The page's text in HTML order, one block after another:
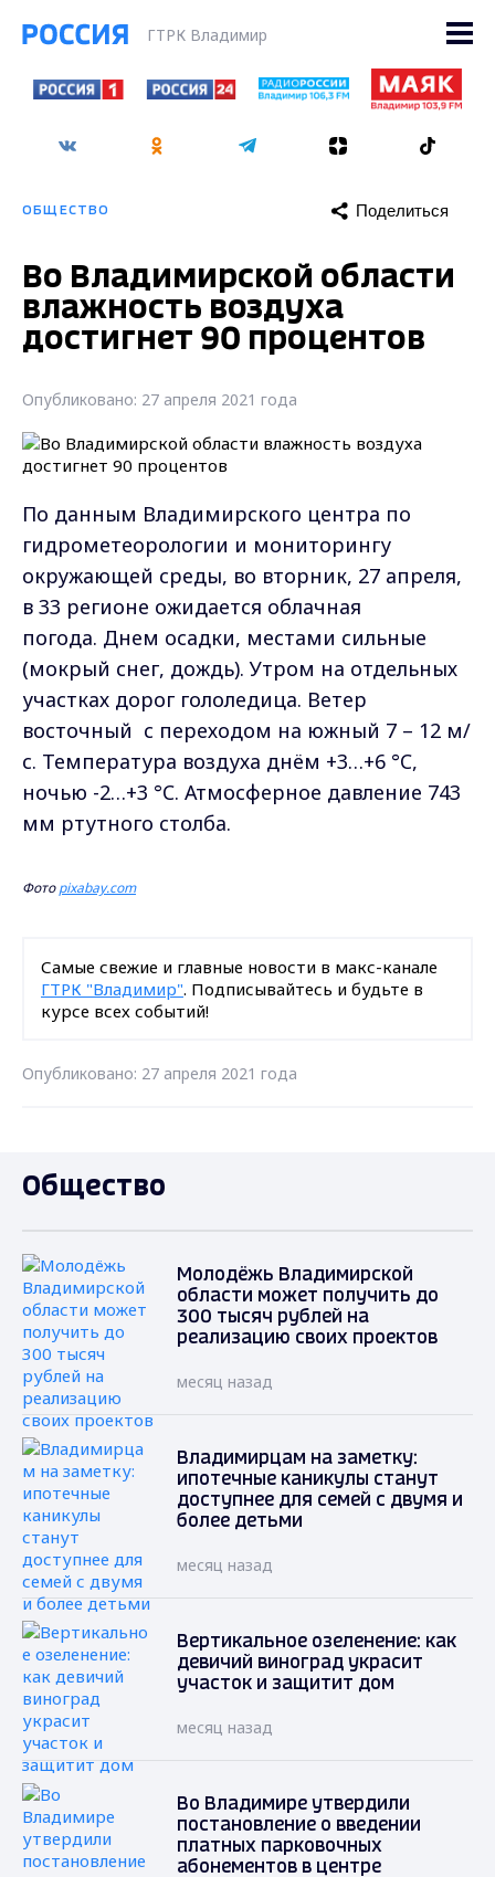
ГТРК Владимир
ОБЩЕСТВО Поделиться
Во Владимирской области
влажность воздуха
достигнет 90 процентов
Опубликовано: 27 апреля 2021 года
По данным Владимирского центра по
гидрометеорологии и мониторингу
окружающей среды, во вторник, 27 апреля,
в 33 регионе ожидается облачная
погода. Днем осадки, местами сильные
(мокрый снег, дождь). Утром на отдельных
участках дорог гололедица. Ветер
восточный с переходом на южный 7 – 12 м/
с. Температура воздуха днём +3…+6 °C,
ночью -2…+3 °C. Атмосферное давление 743
мм ртутного столба.
Фотоpixabay.com
Самые свежие и главные новости в макс-канале
ГТРК "Владимир". Подписывайтесь и будьте в
курсе всех событий!
Опубликовано: 27 апреля 2021 года
Общество
Молодёжь Владимирской
области может получить до
300 тысяч рублей на
реализацию своих проектов
месяц назад
Владимирцам на заметку:
ипотечные каникулы станут
доступнее для семей с двумя и
более детьми
месяц назад
Вертикальное озеленение: как
девичий виноград украсит
участок и защитит дом
месяц назад
Во Владимире утвердили
постановление о введении
платных парковочных
абонементов в центре